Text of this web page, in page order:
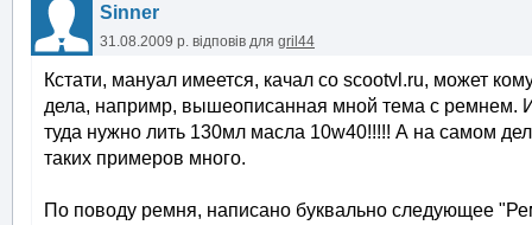
Sinner
31.08.2009 р. відповів для gril44
Кстати, мануал имеется, качал со scootvl.ru, может
дела, напримр, вышеописанная мной тема с ремнем.
туда нужно лить 130мл масла 10w40!!!!! А на самом
таких примеров много.
По поводу ремня, написано буквально следующее